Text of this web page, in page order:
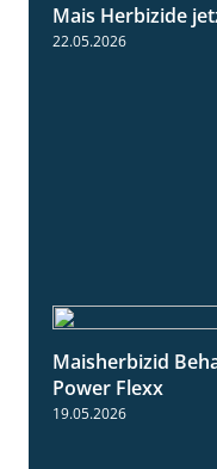
Mais Herbizide
22.05.2026
Maisherbizid
Power Flexx
19.05.2026